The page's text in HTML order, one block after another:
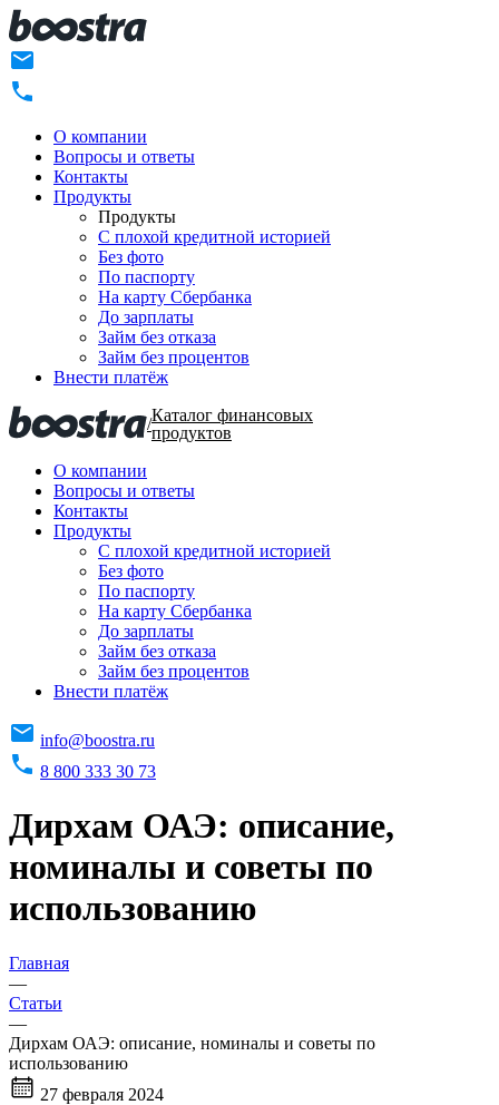
О компании
Вопросы и ответы
Контакты
Продукты
Продукты
C плохой кредитной историей
Без фото
По паспорту
На карту Сбербанка
До зарплаты
Займ без отказа
Займ без процентов
Внести платёж
/Каталог финансовых
продуктов
О компании
Вопросы и ответы
Контакты
Продукты
C плохой кредитной историей
Без фото
По паспорту
На карту Сбербанка
До зарплаты
Займ без отказа
Займ без процентов
Внести платёж
info@boostra.ru
8 800 333 30 73
Дирхам ОАЭ: описание,
номиналы и советы по
использованию
Главная
—
Статьи
—
Дирхам ОАЭ: описание, номиналы и советы по
использованию
27 февраля 2024